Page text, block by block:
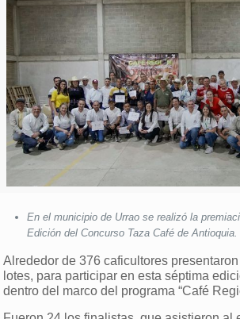
En el municipio de Urrao se realizó la
Edición del Concurso Taza Café de Antioquia.
Alrededor de 376 caficultores
lotes, para participar en esta séptima
dentro del marco del programa “Café